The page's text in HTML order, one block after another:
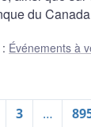
du
: Événements à
3 …